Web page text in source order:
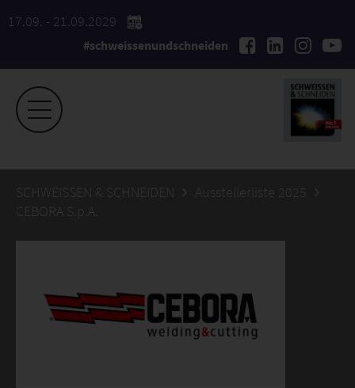
17.09. - 21.09.2029
#schweissenundschneiden
SCHWEISSEN & SCHNEIDEN
Ausstellerliste 2025
CEBORA S.p.A.